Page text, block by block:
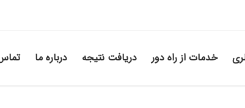
خدمات از راه دور دریافت نتیجه درباره ما